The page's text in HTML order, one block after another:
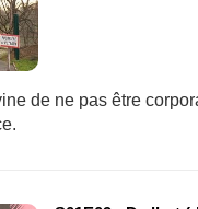
de ne pas être